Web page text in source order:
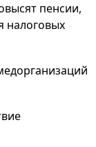
пенсии,
налоговых